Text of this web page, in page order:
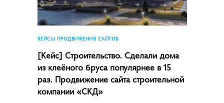
КЕЙСЫ ПРОДВИЖЕНИЯ САЙТОВ
[Кейс] Строительство. Сделали дома
из клеёного бруса популярнее в 15
раз. Продвижение сайта строительной
компании «СКД»